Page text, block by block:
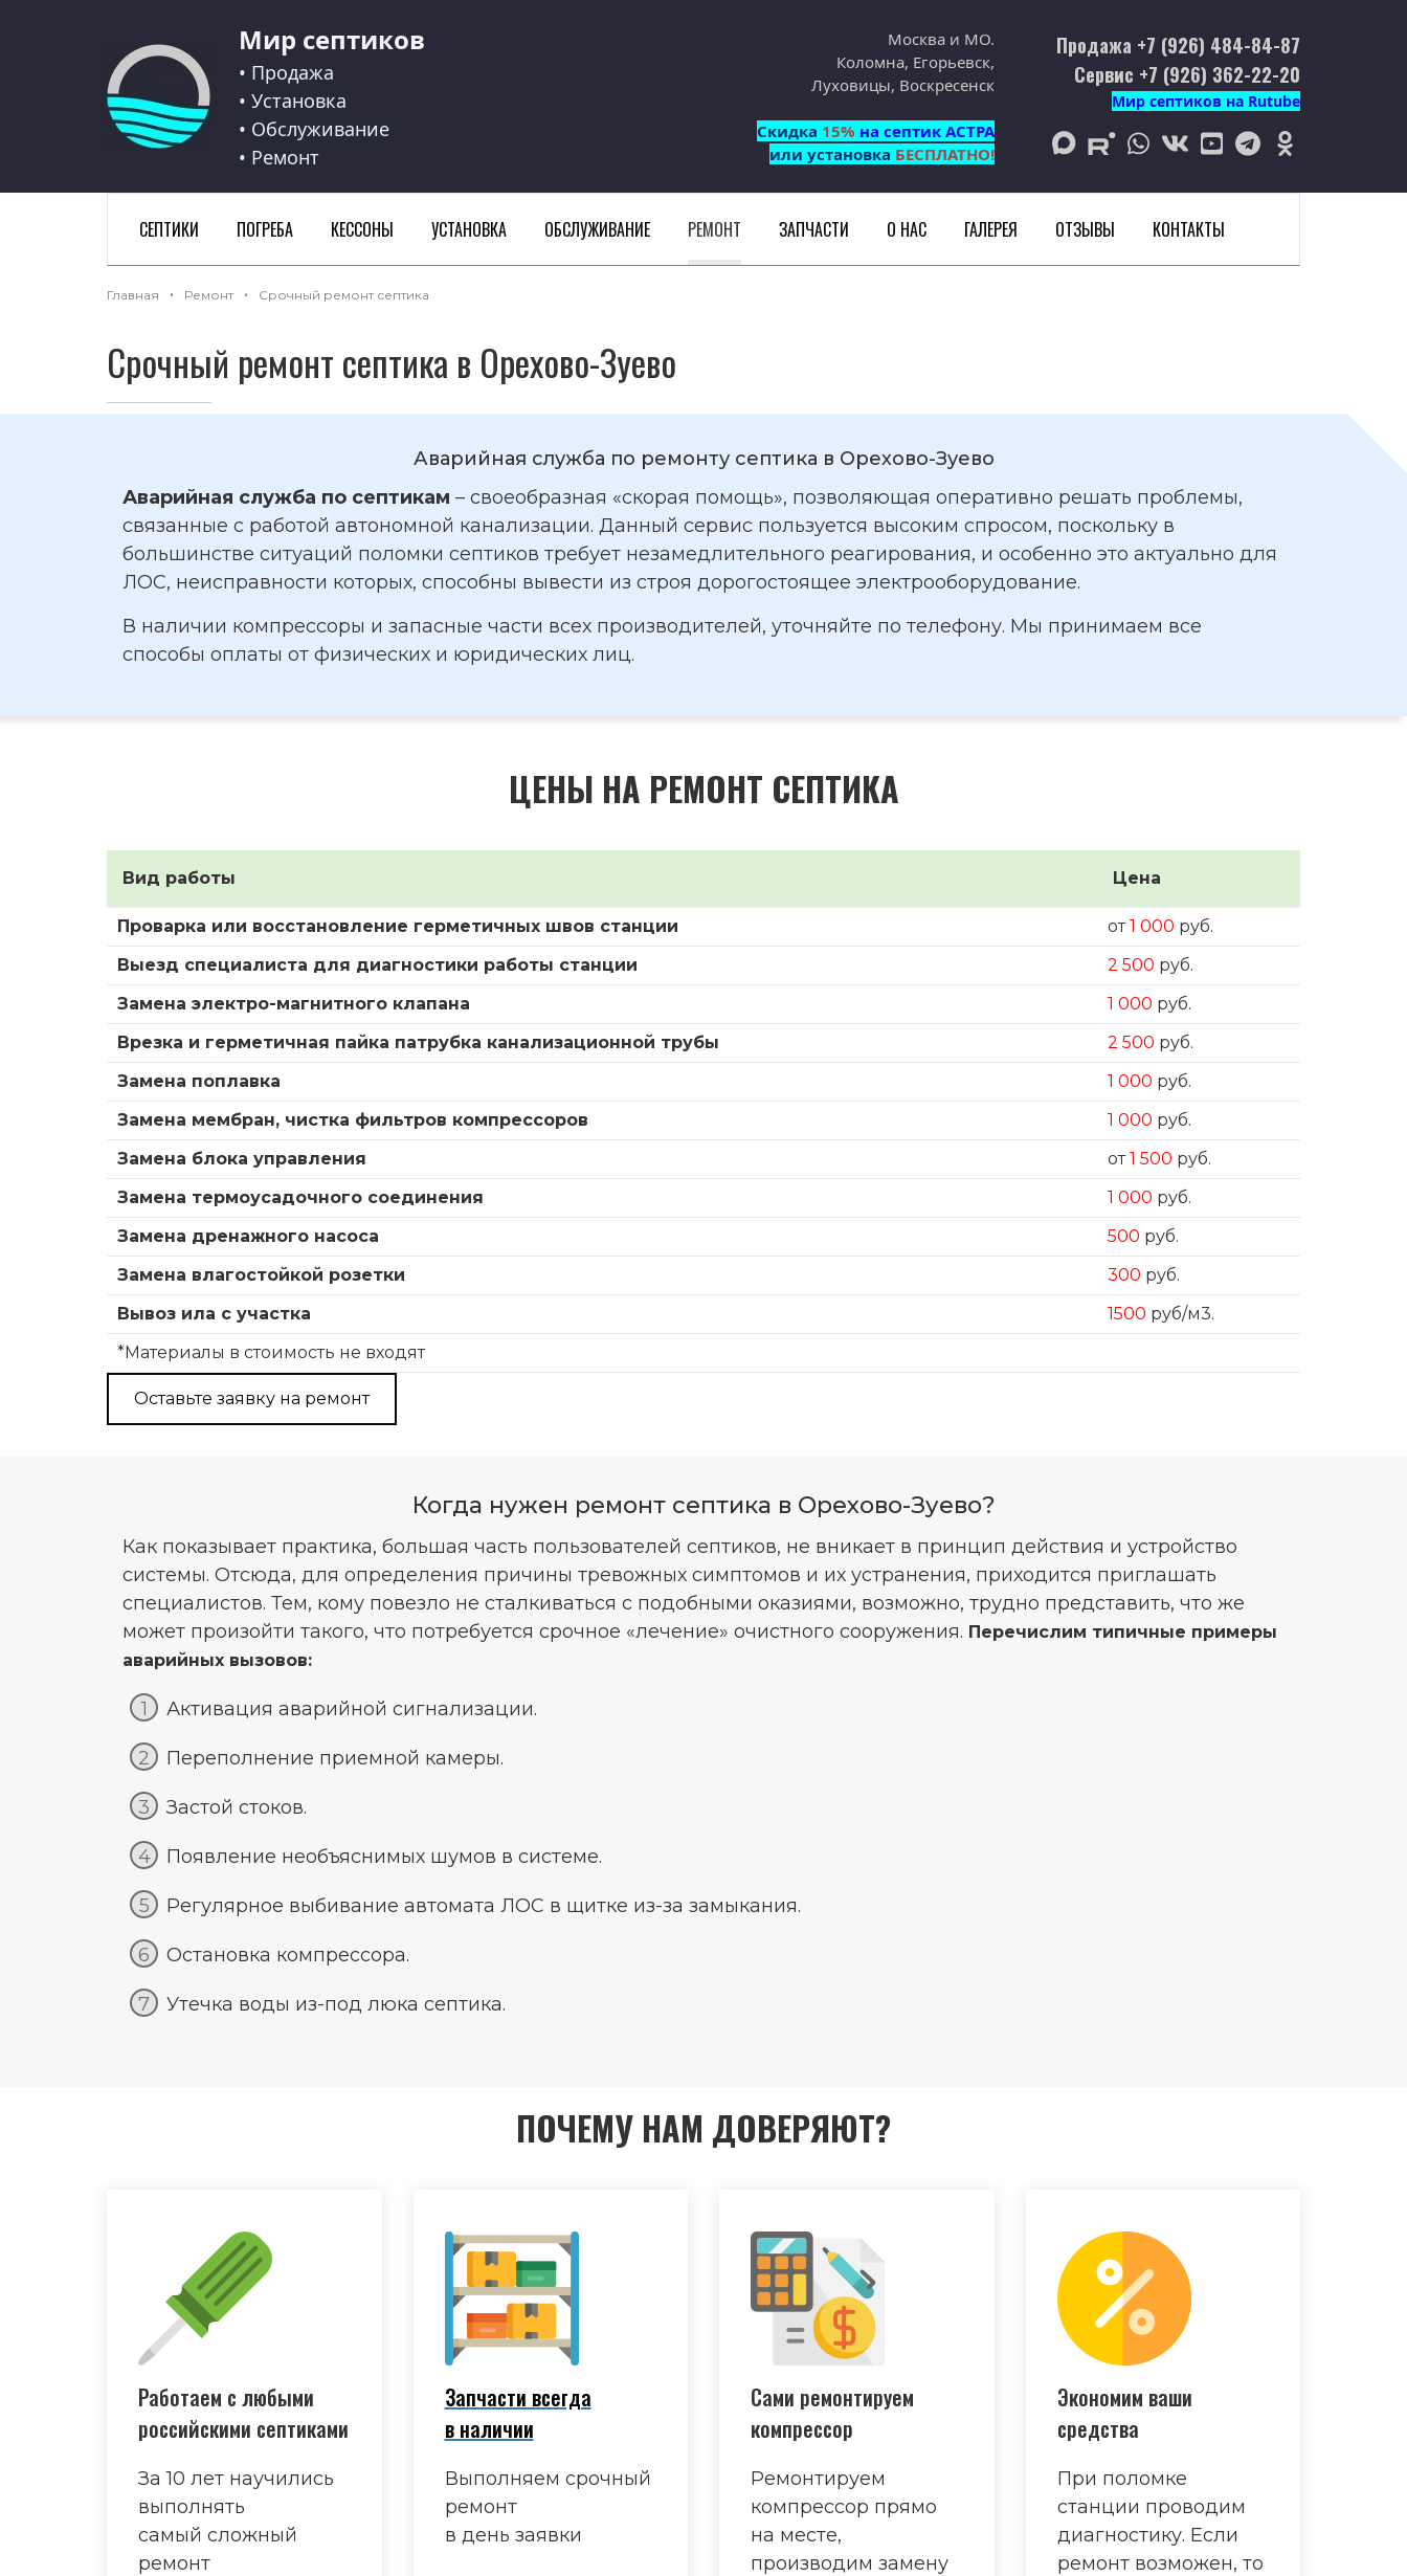
Мир септиков logo Мир септиков
• Продажа
• Установка
• Обслуживание
• Ремонт
Москва и МО.
Коломна, Егорьевск,
Луховицы, Воскресенск
Cкидка 15% на септик АСТРА
или установка БЕСПЛАТНО!
Продажа +7 (926) 484-84-87
Сервис +7 (926) 362-22-20
Мир септиков на Rutube
max rutubewhatsapp
vk youtubetelegramodnoklassniki
СЕПТИКИ ПОГРЕБА КЕССОНЫ УСТАНОВКА ОБСЛУЖИВАНИЕ РЕМОНТ ЗАПЧАСТИ О НАС ГАЛЕРЕЯ ОТЗЫВЫ КОНТАКТЫ
Главная Ремонт Срочный ремонт септика
Срочный ремонт септика в Орехово-Зуево
Аварийная служба по ремонту септика в Орехово-Зуево
Аварийная служба по септикам – своеобразная «скорая помощь», позволяющая оперативно решать проблемы,
связанные с работой автономной канализации. Данный сервис пользуется высоким спросом, поскольку в
большинстве ситуаций поломки септиков требует незамедлительного реагирования, и особенно это актуально для
ЛОС, неисправности которых, способны вывести из строя дорогостоящее электрооборудование.
В наличии компрессоры и запасные части всех производителей, уточняйте по телефону. Мы принимаем все
способы оплаты от физических и юридических лиц.
ЦЕНЫ НА РЕМОНТ СЕПТИКА
Вид работы Цена
Проварка или восстановление герметичных швов станции от1 000 руб.
Выезд специалиста для диагностики работы станции
2 500 руб.
Замена электро-магнитного клапана
1 000 руб.
Врезка и герметичная пайка патрубка канализационной трубы
2 500 руб.
Замена поплавка
1 000 руб.
Замена мембран, чистка фильтров компрессоров
1 000 руб.
Замена блока управления
от1 500 руб.
Замена термоусадочного соединения
1 000 руб.
Замена дренажного насоса
500 руб.
Замена влагостойкой розетки
300 руб.
Вывоз ила с участка
1500 руб/м3.
*Материалы в стоимость не входят
Оставьте заявку на ремонт
Когда нужен ремонт септика в Орехово-Зуево?
Как показывает практика, большая часть пользователей септиков, не вникает в принцип действия и устройство
системы. Отсюда, для определения причины тревожных симптомов и их устранения, приходится приглашать
специалистов. Тем, кому повезло не сталкиваться с подобными оказиями, возможно, трудно представить, что же
может произойти такого, что потребуется срочное «лечение» очистного сооружения. Перечислим типичные примеры
аварийных вызовов:
Активация аварийной сигнализации.
Переполнение приемной камеры.
Застой стоков.
Появление необъяснимых шумов в системе.
Регулярное выбивание автомата ЛОС в щитке из-за замыкания.
Остановка компрессора.
Утечка воды из-под люка септика.
ПОЧЕМУ НАМ ДОВЕРЯЮТ?
Работаем с любыми
российскими септиками
За 10 лет научились
выполнять
самый сложный
ремонт
Запчасти всегда
в наличии
Выполняем срочный
ремонт
в день заявки
Сами ремонтируем
компрессор
Ремонтируем
компрессор прямо
на месте,
производим замену
Экономим ваши
средства
При поломке
станции проводим
диагностику. Если
ремонт возможен, то